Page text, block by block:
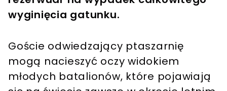
wyginięcia gatunku.
Goście odwiedzający ptaszarnię
mogą nacieszyć oczy widokiem
młodych batalionów, które pojawiają